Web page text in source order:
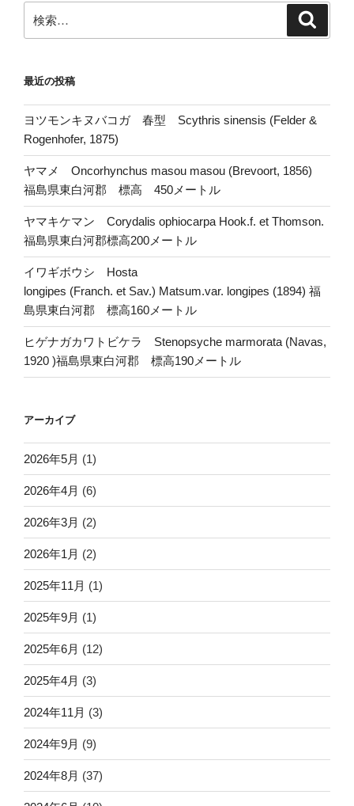
索:
最近の投稿
ヨツモンキヌバコガ 春型 Scythris sinensis (Felder &
Rogenhofer, 1875)
ヤマメ Oncorhynchus masou masou (Brevoort, 1856)
福島県東白河郡 標高 450メートル
ヤマキケマン Corydalis ophiocarpa Hook.f. et Thomson.
福島県東白河郡標高200メートル
イワギボウシ Hosta
longipes (Franch. et Sav.) Matsum.var. longipes (1894) 福
島県東白河郡 標高160メートル
ヒゲナガカワトビケラ Stenopsyche marmorata (Navas,
1920 )福島県東白河郡 標高190メートル
アーカイブ
2026年5月 (1)
2026年4月 (6)
2026年3月 (2)
2026年1月 (2)
2025年11月 (1)
2025年9月 (1)
2025年6月 (12)
2025年4月 (3)
2024年11月 (3)
2024年9月 (9)
2024年8月 (37)